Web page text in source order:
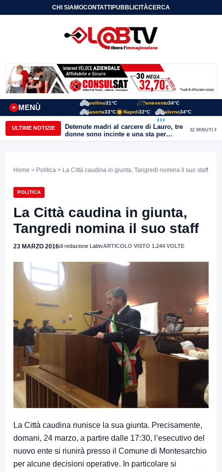
CHI SIAMOCONTATTIPUBBLICITÀCERCA
MENÙ
+
Avellino31°C Benevento34°C
Caserta33°C Napoli32°C Salerno34°C
ULTIME NOTIZIE
Detenute madri al carcere di Lauro, tre
donne sono incinte e una sta per
partorire. Ciambriello: Un bambino
32 MINUTI FA
Home > Politica > La Città caudina in giunta, Tangredi nomina il suo staff
POLITICA
La Città caudina in giunta,
Tangredi nomina il suo staff
23 MARZO 2016di redazione LabtvARTICOLO VISTO 1.244 VOLTE
La Città caudina riunisce la sua giunta. Precisamente,
domani, 24 marzo, a partire dalle 17:30, l’esecutivo del
nuovo ente si riunirà presso il Comune di Montesarchio
per alcune decisioni operative. In particolare si